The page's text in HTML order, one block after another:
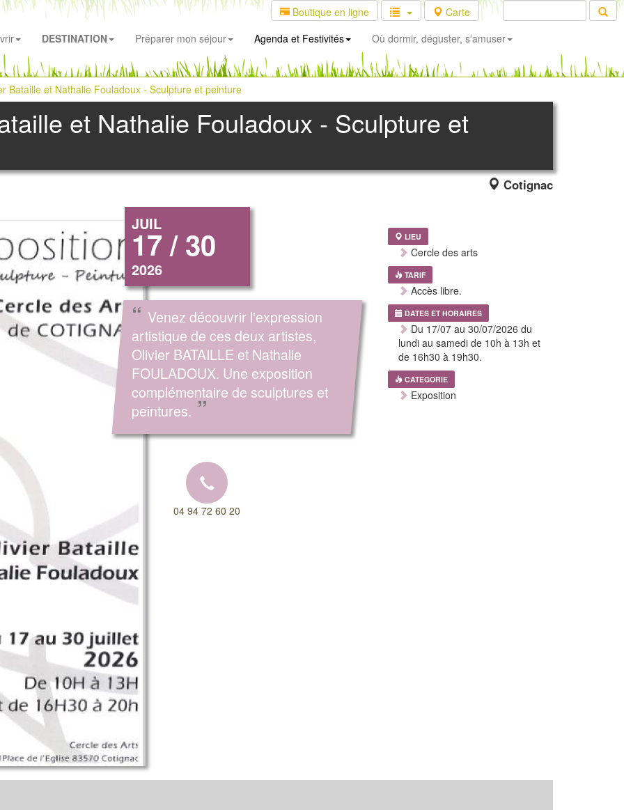
Boutique en ligne
Carte
DESTINATION Préparer mon séjour Agenda et Festivités Où dormir, déguster, s'amuser
Bataille et Nathalie Fouladoux - Sculpture et peinture
et Nathalie Fouladoux - Sculpture et
Cotignac
JUIL
17 / 30
2026
“ Venez découvrir l'expression
artistique de ces deux artistes,
Olivier BATAILLE et Nathalie
FOULADOUX. Une exposition
complémentaire de sculptures et
peintures. ”
LIEU
Cercle des arts
TARIF
Accès libre.
DATES ET HORAIRES
Du 17/07 au 30/07/2026 du
lundi au samedi de 10h à 13h et
de 16h30 à 19h30.
CATEGORIE
Exposition
04 94 72 60 20